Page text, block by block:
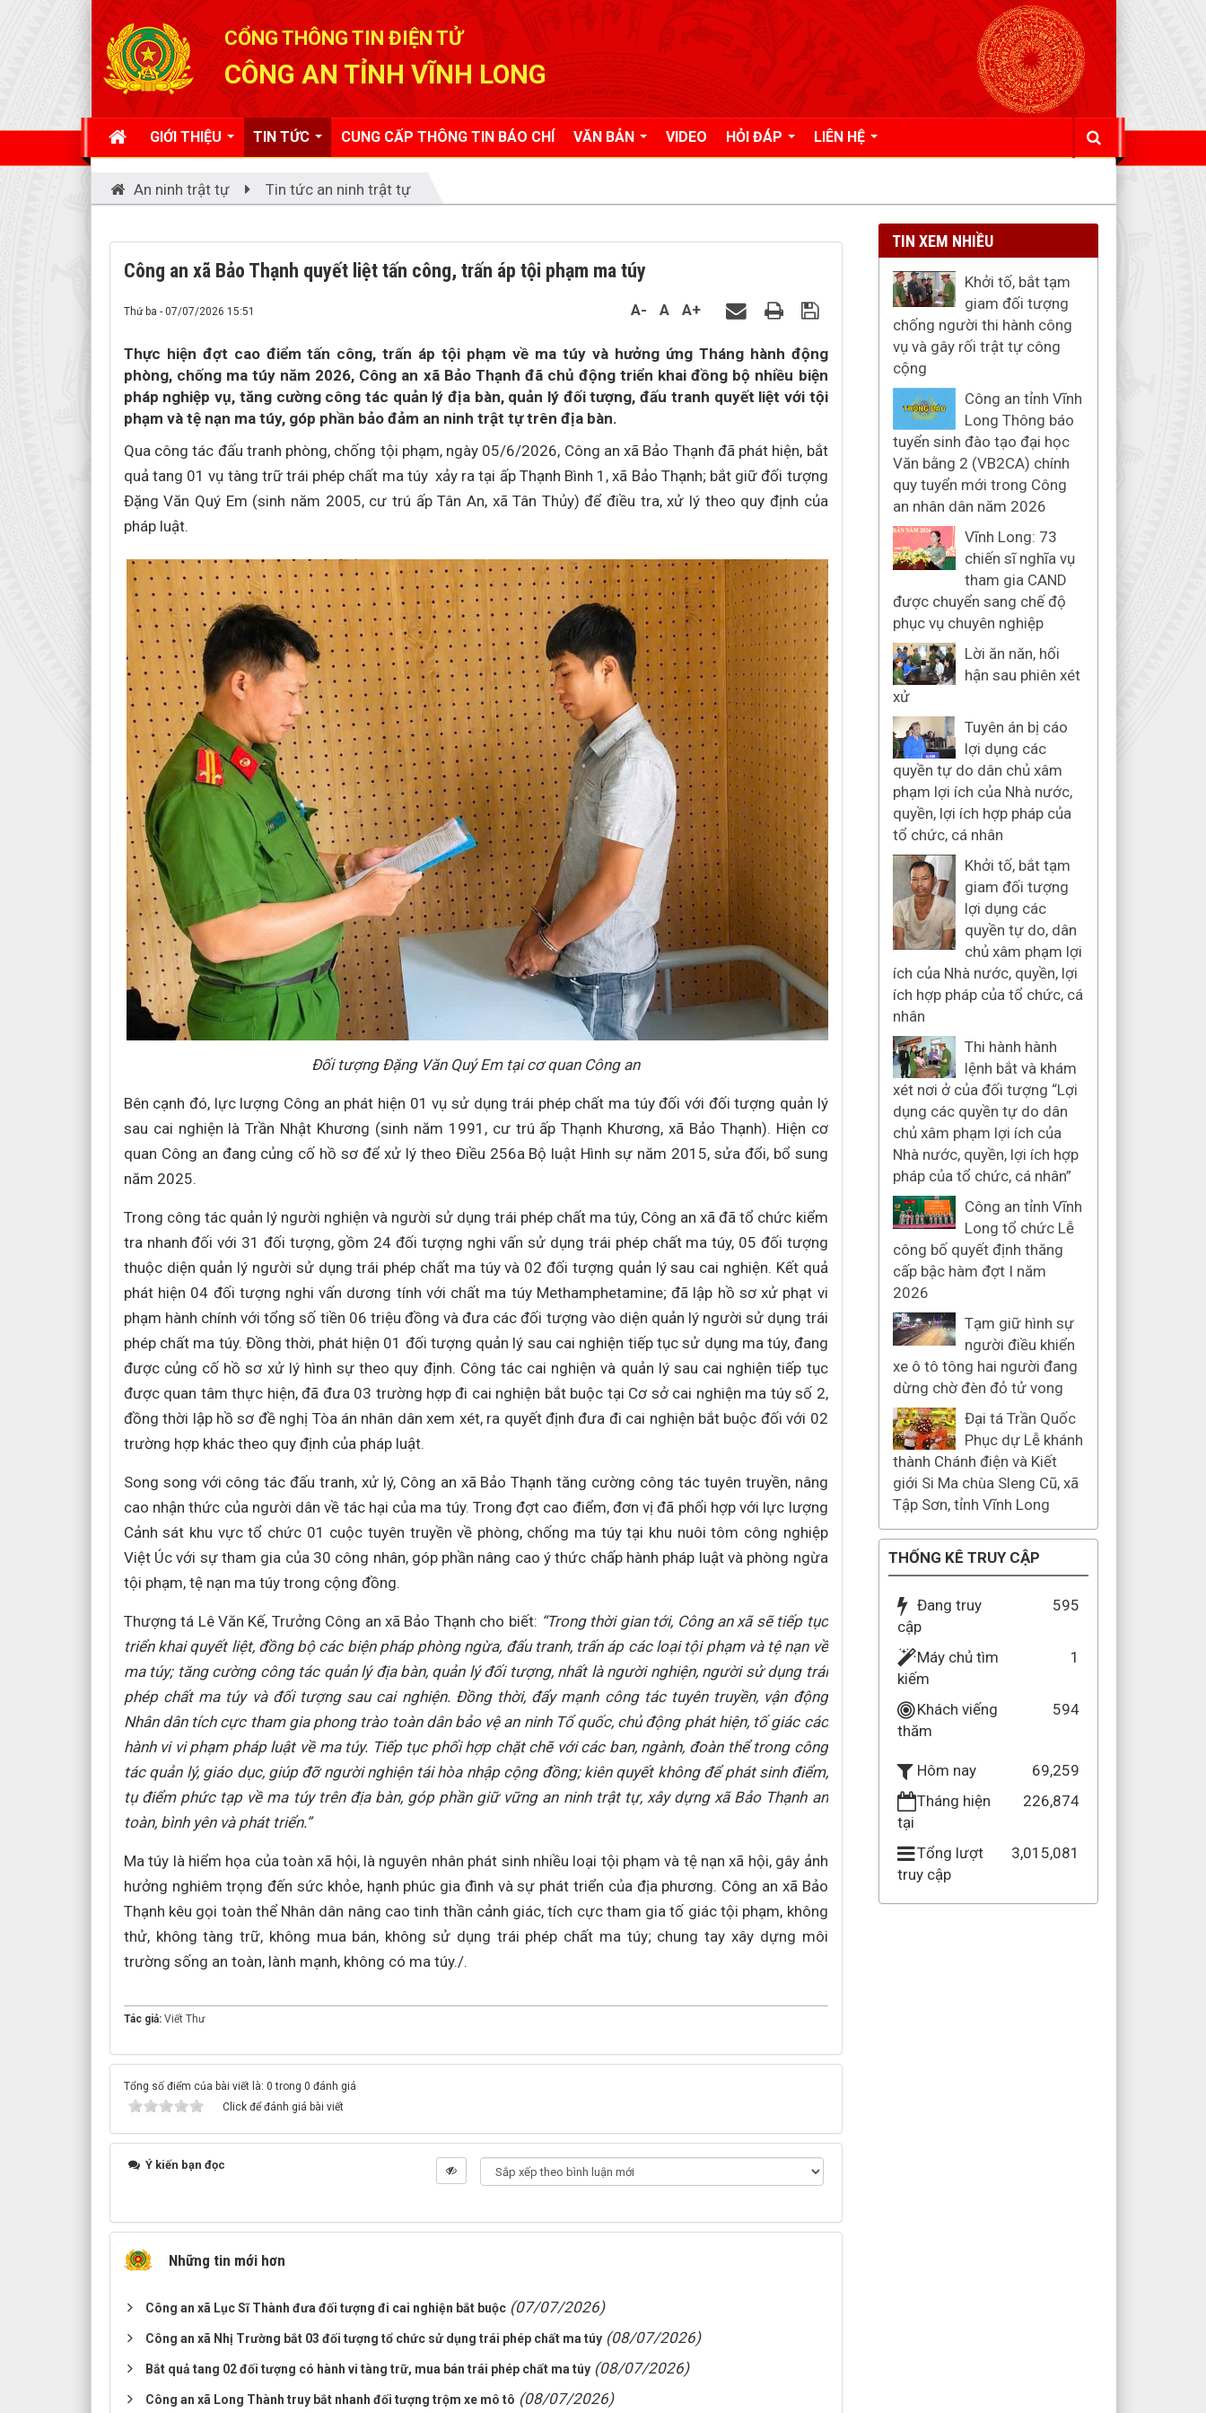
CỔNG THÔNG TIN ĐIỆN TỬ
CÔNG AN TỈNH VĨNH LONG
GIỚI THIỆU TIN TỨC CUNG CẤP THÔNG TIN BÁO CHÍ VĂN BẢN VIDEO HỎI ĐÁP LIÊN HỆ
An ninh trật tự Tin tức an ninh trật tự
Công an xã Bảo Thạnh quyết liệt tấn công, trấn áp tội phạm ma túy
Thứ ba - 07/07/2026 15:51 A- A A+
Thực hiện đợt cao điểm tấn công, trấn áp tội phạm về ma túy và hưởng ứng Tháng hành động
phòng, chống ma túy năm 2026, Công an xã Bảo Thạnh đã chủ động triển khai đồng bộ nhiều biện
pháp nghiệp vụ, tăng cường công tác quản lý địa bàn, quản lý đối tượng, đấu tranh quyết liệt với tội
phạm và tệ nạn ma túy, góp phần bảo đảm an ninh trật tự trên địa bàn.
Qua công tác đấu tranh phòng, chống tội phạm, ngày 05/6/2026, Công an xã Bảo Thạnh đã phát hiện, bắt
quả tang 01 vụ tàng trữ trái phép chất ma túy xảy ra tại ấp Thạnh Bình 1, xã Bảo Thạnh; bắt giữ đối tượng
Đặng Văn Quý Em (sinh năm 2005, cư trú ấp Tân An, xã Tân Thủy) để điều tra, xử lý theo quy định của
pháp luật.
Đối tượng Đặng Văn Quý Em tại cơ quan Công an
Bên cạnh đó, lực lượng Công an phát hiện 01 vụ sử dụng trái phép chất ma túy đối với đối tượng quản lý
sau cai nghiện là Trần Nhật Khương (sinh năm 1991, cư trú ấp Thạnh Khương, xã Bảo Thạnh). Hiện cơ
quan Công an đang củng cố hồ sơ để xử lý theo Điều 256a Bộ luật Hình sự năm 2015, sửa đổi, bổ sung
năm 2025.
Trong công tác quản lý người nghiện và người sử dụng trái phép chất ma túy, Công an xã đã tổ chức kiểm
tra nhanh đối với 31 đối tượng, gồm 24 đối tượng nghi vấn sử dụng trái phép chất ma túy, 05 đối tượng
thuộc diện quản lý người sử dụng trái phép chất ma túy và 02 đối tượng quản lý sau cai nghiện. Kết quả
phát hiện 04 đối tượng nghi vấn dương tính với chất ma túy Methamphetamine; đã lập hồ sơ xử phạt vi
phạm hành chính với tổng số tiền 06 triệu đồng và đưa các đối tượng vào diện quản lý người sử dụng trái
phép chất ma túy. Đồng thời, phát hiện 01 đối tượng quản lý sau cai nghiện tiếp tục sử dụng ma túy, đang
được củng cố hồ sơ xử lý hình sự theo quy định. Công tác cai nghiện và quản lý sau cai nghiện tiếp tục
được quan tâm thực hiện, đã đưa 03 trường hợp đi cai nghiện bắt buộc tại Cơ sở cai nghiện ma túy số 2,
đồng thời lập hồ sơ đề nghị Tòa án nhân dân xem xét, ra quyết định đưa đi cai nghiện bắt buộc đối với 02
trường hợp khác theo quy định của pháp luật.
Song song với công tác đấu tranh, xử lý, Công an xã Bảo Thạnh tăng cường công tác tuyên truyền, nâng
cao nhận thức của người dân về tác hại của ma túy. Trong đợt cao điểm, đơn vị đã phối hợp với lực lượng
Cảnh sát khu vực tổ chức 01 cuộc tuyên truyền về phòng, chống ma túy tại khu nuôi tôm công nghiệp
Việt Úc với sự tham gia của 30 công nhân, góp phần nâng cao ý thức chấp hành pháp luật và phòng ngừa
tội phạm, tệ nạn ma túy trong cộng đồng.
Thượng tá Lê Văn Kế, Trưởng Công an xã Bảo Thạnh cho biết: “Trong thời gian tới, Công an xã sẽ tiếp tục
triển khai quyết liệt, đồng bộ các biện pháp phòng ngừa, đấu tranh, trấn áp các loại tội phạm và tệ nạn về
ma túy; tăng cường công tác quản lý địa bàn, quản lý đối tượng, nhất là người nghiện, người sử dụng trái
phép chất ma túy và đối tượng sau cai nghiện. Đồng thời, đẩy mạnh công tác tuyên truyền, vận động
Nhân dân tích cực tham gia phong trào toàn dân bảo vệ an ninh Tổ quốc, chủ động phát hiện, tố giác các
hành vi vi phạm pháp luật về ma túy. Tiếp tục phối hợp chặt chẽ với các ban, ngành, đoàn thể trong công
tác quản lý, giáo dục, giúp đỡ người nghiện tái hòa nhập cộng đồng; kiên quyết không để phát sinh điểm,
tụ điểm phức tạp về ma túy trên địa bàn, góp phần giữ vững an ninh trật tự, xây dựng xã Bảo Thạnh an
toàn, bình yên và phát triển.”
Ma túy là hiểm họa của toàn xã hội, là nguyên nhân phát sinh nhiều loại tội phạm và tệ nạn xã hội, gây ảnh
hưởng nghiêm trọng đến sức khỏe, hạnh phúc gia đình và sự phát triển của địa phương. Công an xã Bảo
Thạnh kêu gọi toàn thể Nhân dân nâng cao tinh thần cảnh giác, tích cực tham gia tố giác tội phạm, không
thử, không tàng trữ, không mua bán, không sử dụng trái phép chất ma túy; chung tay xây dựng môi
trường sống an toàn, lành mạnh, không có ma túy./.
Tác giả: Viết Thư
Tổng số điểm của bài viết là: 0 trong 0 đánh giá
Click để đánh giá bài viết
Ý kiến bạn đọc
Những tin mới hơn
Công an xã Lục Sĩ Thành đưa đối tượng đi cai nghiện bắt buộc (07/07/2026)
Công an xã Nhị Trường bắt 03 đối tượng tổ chức sử dụng trái phép chất ma túy (08/07/2026)
Bắt quả tang 02 đối tượng có hành vi tàng trữ, mua bán trái phép chất ma túy (08/07/2026)
Công an xã Long Thành truy bắt nhanh đối tượng trộm xe mô tô (08/07/2026)
TIN XEM NHIỀU
Khởi tố, bắt tạm
giam đối tượng
chống người thi hành công
vụ và gây rối trật tự công
cộng
Công an tỉnh Vĩnh
Long Thông báo
tuyển sinh đào tạo đại học
Văn bằng 2 (VB2CA) chính
quy tuyển mới trong Công
an nhân dân năm 2026
Vĩnh Long: 73
chiến sĩ nghĩa vụ
tham gia CAND
được chuyển sang chế độ
phục vụ chuyên nghiệp
Lời ăn năn, hối
hận sau phiên xét
xử
Tuyên án bị cáo
lợi dụng các
quyền tự do dân chủ xâm
phạm lợi ích của Nhà nước,
quyền, lợi ích hợp pháp của
tổ chức, cá nhân
Khởi tố, bắt tạm
giam đối tượng
lợi dụng các
quyền tự do, dân
chủ xâm phạm lợi
ích của Nhà nước, quyền, lợi
ích hợp pháp của tổ chức, cá
nhân
Thi hành hành
lệnh bắt và khám
xét nơi ở của đối tượng “Lợi
dụng các quyền tự do dân
chủ xâm phạm lợi ích của
Nhà nước, quyền, lợi ích hợp
pháp của tổ chức, cá nhân”
Công an tỉnh Vĩnh
Long tổ chức Lễ
công bố quyết định thăng
cấp bậc hàm đợt I năm
2026
Tạm giữ hình sự
người điều khiển
xe ô tô tông hai người đang
dừng chờ đèn đỏ tử vong
Đại tá Trần Quốc
Phục dự Lễ khánh
thành Chánh điện và Kiết
giới Si Ma chùa Sleng Cũ, xã
Tập Sơn, tỉnh Vĩnh Long
THỐNG KÊ TRUY CẬP
Đang truy
cập
595
Máy chủ tìm
kiếm
1
Khách viếng
thăm
594
Hôm nay
69,259
Tháng hiện
tại
226,874
Tổng lượt
truy cập
3,015,081